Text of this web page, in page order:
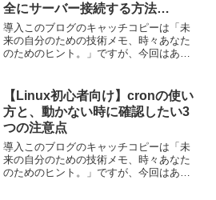
全にサーバー接続する方法
（WordPressユーザー必見！）
導入このブログのキャッチコピーは「未
来の自分のための技術メモ、時々あなた
のためのヒント。」ですが、今回はあな
ヒントです。「レンタルサーバーから
VPSに移行したけ...
【Linux初心者向け】cronの使い
方と、動かない時に確認したい3
つの注意点
導入このブログのキャッチコピーは「未
来の自分のための技術メモ、時々あなた
のためのヒント。」ですが、今回はあな